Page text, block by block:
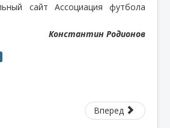
сайт Ассоциация футбола
Константин Родионов
Вперед